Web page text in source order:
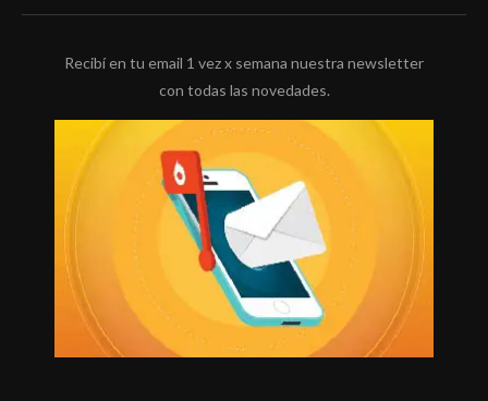
Recibí en tu email 1 vez x semana nuestra newsletter
con todas las novedades.